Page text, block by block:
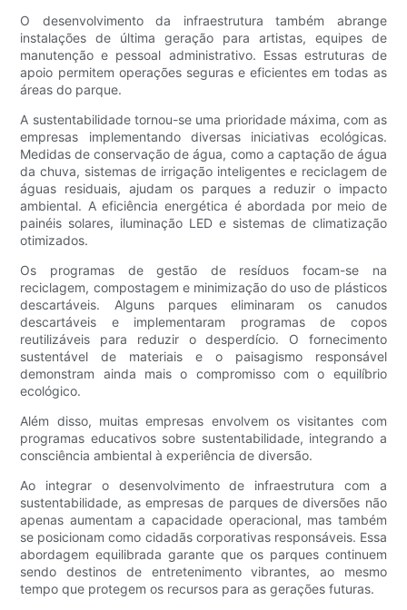
O desenvolvimento da infraestrutura também abrange
instalações de última geração para artistas, equipes de
manutenção e pessoal administrativo. Essas estruturas de
apoio permitem operações seguras e eficientes em todas as
áreas do parque.
A sustentabilidade tornou-se uma prioridade máxima, com as
empresas implementando diversas iniciativas ecológicas.
Medidas de conservação de água, como a captação de água
da chuva, sistemas de irrigação inteligentes e reciclagem de
águas residuais, ajudam os parques a reduzir o impacto
ambiental. A eficiência energética é abordada por meio de
painéis solares, iluminação LED e sistemas de climatização
otimizados.
Os programas de gestão de resíduos focam-se na
reciclagem, compostagem e minimização do uso de plásticos
descartáveis. Alguns parques eliminaram os canudos
descartáveis ​​e implementaram programas de copos
reutilizáveis ​​para reduzir o desperdício. O fornecimento
sustentável de materiais e o paisagismo responsável
demonstram ainda mais o compromisso com o equilíbrio
ecológico.
Além disso, muitas empresas envolvem os visitantes com
programas educativos sobre sustentabilidade, integrando a
consciência ambiental à experiência de diversão.
Ao integrar o desenvolvimento de infraestrutura com a
sustentabilidade, as empresas de parques de diversões não
apenas aumentam a capacidade operacional, mas também
se posicionam como cidadãs corporativas responsáveis. Essa
abordagem equilibrada garante que os parques continuem
sendo destinos de entretenimento vibrantes, ao mesmo
tempo que protegem os recursos para as gerações futuras.